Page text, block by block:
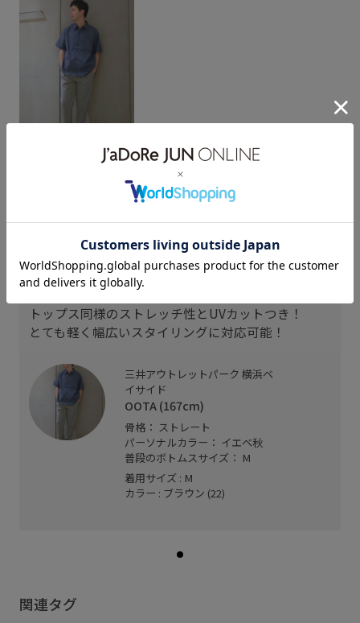
スタッフレビュー
トップス同様のストレッチ性とUVカットつき！
とても軽く幅広いスタイリングに対応可能！
三井アウトレットパーク 横浜ベ
イサイド
OOTA (167cm)
骨格： ストレート
パーソナルカラー： イエベ秋
普段のボトムスサイズ： M
着用サイズ : M
カラー : ブラウン (22)
関連タグ